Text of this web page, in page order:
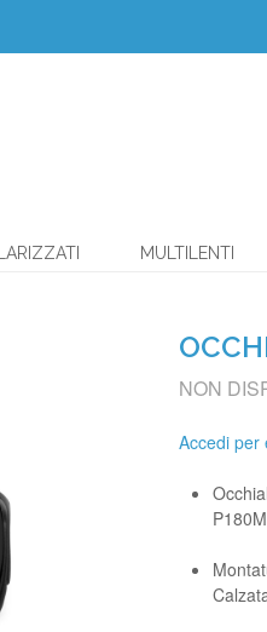
MULTILENTI
NON
Accedi per
P180M